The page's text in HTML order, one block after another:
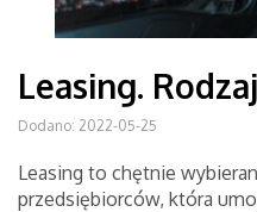
Leasing.
Dodano: 2022-05-25
Leasing to chętnie
przedsiębiorców, która